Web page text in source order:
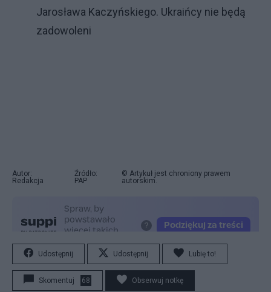
Jarosława Kaczyńskiego. Ukraińcy nie będą
zadowoleni
Autor:
Redakcja
Źródło:
PAP
© Artykuł jest chroniony prawem
autorskim.
Udostępnij Udostępnij Lubię to!
Skomentuj 68 Obserwuj notkę